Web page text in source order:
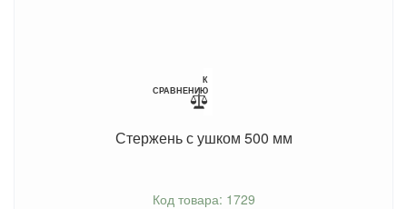
К
СРАВНЕНИЮ
Стержень с ушком 500 мм
Код товара: 1729